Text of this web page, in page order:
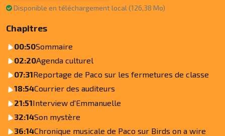
Disponible en téléchargement local (126,38 Mo)
Chapitres
00:50Sommaire
02:20Agenda culturel
07:31Reportage de Paco sur les fermetures de classe
18:54Courrier des auditeurs
21:51Interview d'Emmanuelle
32:14Son mystère
36:14Chronique musicale de Paco sur Birds on a wire